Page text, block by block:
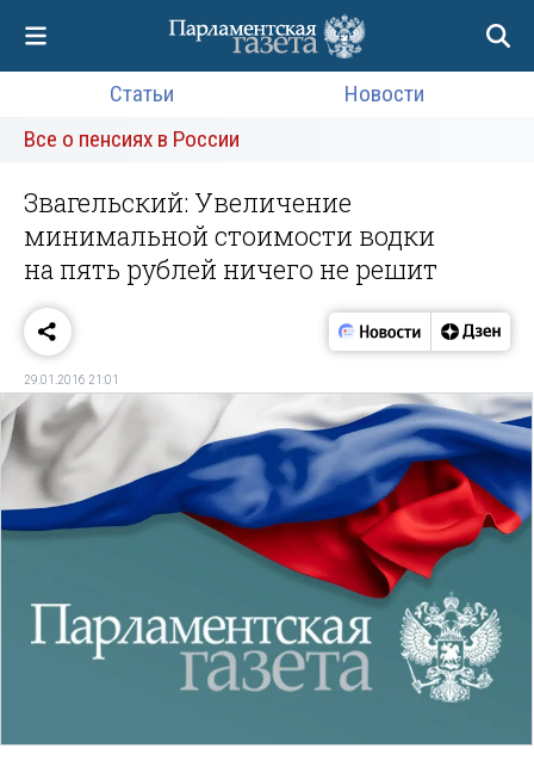
Статьи
Новости
Все о пенсиях в России
Звагельский: Увеличение
минимальной стоимости водки
на пять рублей ничего не решит
29.01.2016 21:01